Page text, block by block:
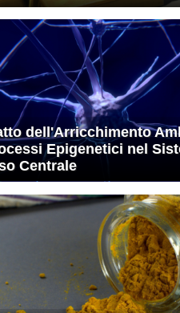
dell'Arricchimento
Epigenetici nel
Centrale